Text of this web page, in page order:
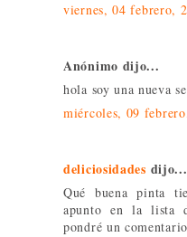
viernes, 04 febrero,
Anónimo dijo...
hola soy una nueva
miércoles, 09
deliciosidades dijo...
Qué buena pinta
apunto en la lista
pondré un